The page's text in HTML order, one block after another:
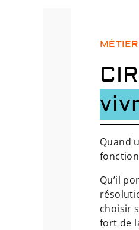
MÉTIER
Quand
Qu’il
choisir
fort de